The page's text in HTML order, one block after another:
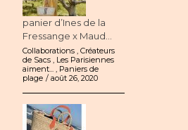
panier d’Ines de la
Fressange x Maud...
Collaborations ,Créateurs
de Sacs , Les Parisiennes
aiment... , Paniers de
plage
août 26, 2020